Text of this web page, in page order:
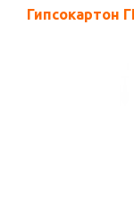
Гипсокартон